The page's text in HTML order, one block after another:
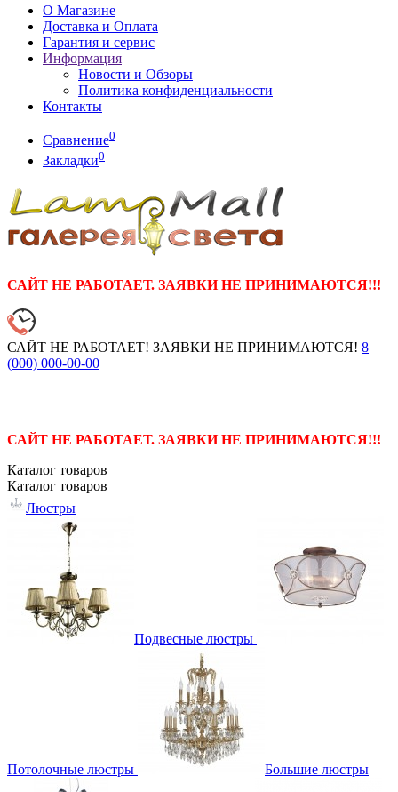
О Магазине
Доставка и Оплата
Гарантия и сервис
Информация
Новости и Обзоры
Политика конфиденциальности
Контакты
Сравнение0
Закладки0
САЙТ НЕ РАБОТАЕТ. ЗАЯВКИ НЕ ПРИНИМАЮТСЯ!!!
САЙТ НЕ РАБОТАЕТ! ЗАЯВКИ НЕ ПРИНИМАЮТСЯ! 8
(000) 000-00-00
САЙТ НЕ РАБОТАЕТ. ЗАЯВКИ НЕ ПРИНИМАЮТСЯ!!!
Каталог товаров
Каталог товаров
Люстры
Подвесные люстры
Потолочные люстры Большие люстры